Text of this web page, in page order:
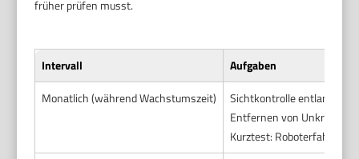
früher prüfen musst.
Intervall
Aufgaben
Monatlich (während Wachstumszeit)
Sichtkontrolle entlang
Entfernen von Unkraut
Kurztest: Roboterfahrt